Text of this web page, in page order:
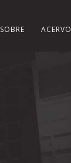
SOBRE ACERVO